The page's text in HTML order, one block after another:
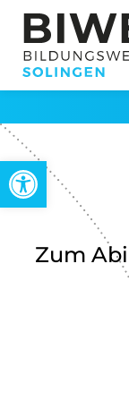
Werkzeugleiste öffnen
Zum